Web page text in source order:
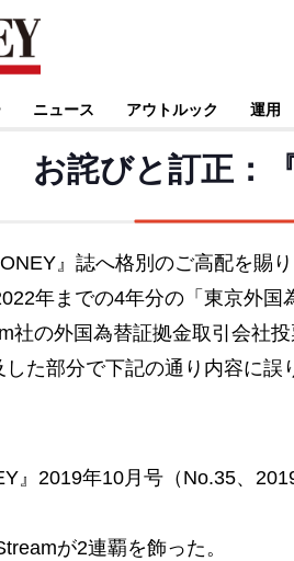
ニュース アウトルック 運用
お詫びと訂正：
』誌へ格別のご高配を賜
年までの4年分の「東京外国
社の外国為替証拠金取引会社
した部分で下記の通り内容に誤
』2019年10月号（No.35、
が2連覇を飾った。